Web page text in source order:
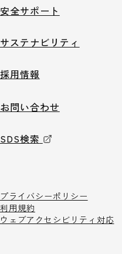
安全サポート
サステナビリティ
採用情報
お問い合わせ
SDS検索
プライバシーポリシー
利用規約
ウェブアクセシビリティ対応